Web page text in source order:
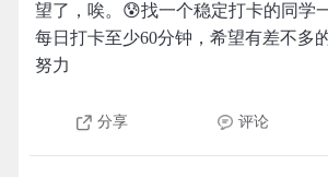
望了，唉。😰找一个稳定打卡的同学
每日打卡至少60分钟，希望有差不多
努力
分享 评论